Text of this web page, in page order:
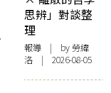
思辨」對談整
理
報導 | by 勞緯
洛 | 2026-08-05